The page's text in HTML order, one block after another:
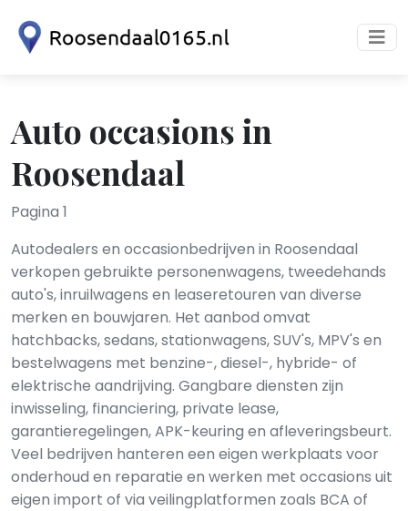
Auto occasions in
Roosendaal
Pagina 1
Autodealers en occasionbedrijven in Roosendaal
verkopen gebruikte personenwagens, tweedehands
auto's, inruilwagens en leaseretouren van diverse
merken en bouwjaren. Het aanbod omvat
hatchbacks, sedans, stationwagens, SUV's, MPV's en
bestelwagens met benzine-, diesel-, hybride- of
elektrische aandrijving. Gangbare diensten zijn
inwisseling, financiering, private lease,
garantieregelingen, APK-keuring en afleveringsbeurt.
Veel bedrijven hanteren een eigen werkplaats voor
onderhoud en reparatie en werken met occasions uit
eigen import of via veilingplatformen zoals BCA of